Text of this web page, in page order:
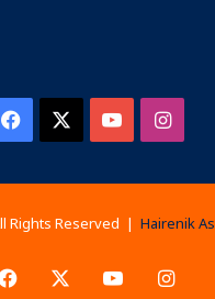
Facebook YouTube
Rights Reserved | Hairenik
Facebook YouTube